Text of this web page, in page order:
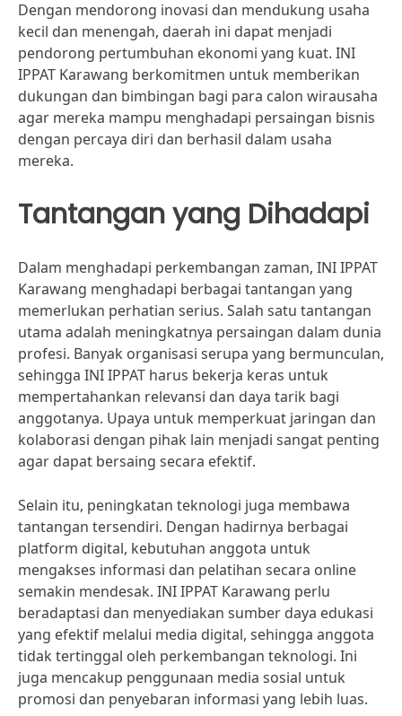
Dengan mendorong inovasi dan mendukung usaha
kecil dan menengah, daerah ini dapat menjadi
pendorong pertumbuhan ekonomi yang kuat. INI
IPPAT Karawang berkomitmen untuk memberikan
dukungan dan bimbingan bagi para calon wirausaha
agar mereka mampu menghadapi persaingan bisnis
dengan percaya diri dan berhasil dalam usaha
mereka.
Tantangan yang Dihadapi
Dalam menghadapi perkembangan zaman, INI IPPAT
Karawang menghadapi berbagai tantangan yang
memerlukan perhatian serius. Salah satu tantangan
utama adalah meningkatnya persaingan dalam dunia
profesi. Banyak organisasi serupa yang bermunculan,
sehingga INI IPPAT harus bekerja keras untuk
mempertahankan relevansi dan daya tarik bagi
anggotanya. Upaya untuk memperkuat jaringan dan
kolaborasi dengan pihak lain menjadi sangat penting
agar dapat bersaing secara efektif.
Selain itu, peningkatan teknologi juga membawa
tantangan tersendiri. Dengan hadirnya berbagai
platform digital, kebutuhan anggota untuk
mengakses informasi dan pelatihan secara online
semakin mendesak. INI IPPAT Karawang perlu
beradaptasi dan menyediakan sumber daya edukasi
yang efektif melalui media digital, sehingga anggota
tidak tertinggal oleh perkembangan teknologi. Ini
juga mencakup penggunaan media sosial untuk
promosi dan penyebaran informasi yang lebih luas.